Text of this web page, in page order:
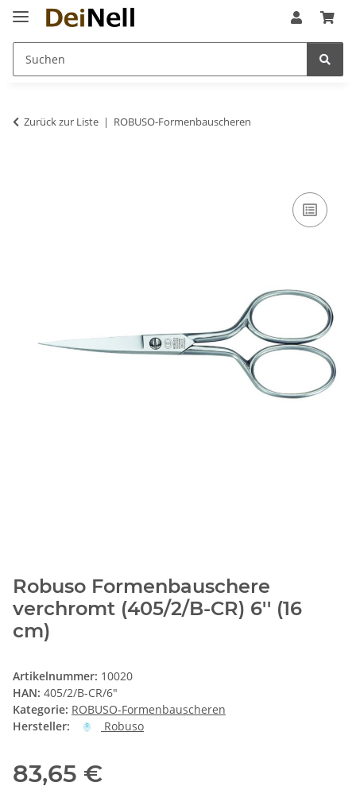
Zurück zur Liste ROBUSO-Formenbauscheren
Robuso Formenbauschere
verchromt (405/2/B-CR) 6'' (16
cm)
Artikelnummer: 10020
HAN: 405/2/B-CR/6"
Kategorie: ROBUSO-Formenbauscheren
Hersteller:
Robuso
83,65 €